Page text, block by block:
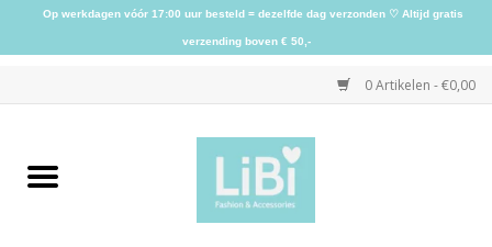
0 Artikelen - €0,00
Home
Op werkdagen vóór 17:00 uur besteld = dezelfde dag verzonden ♡ Altijd gratis
verzending boven € 50,-